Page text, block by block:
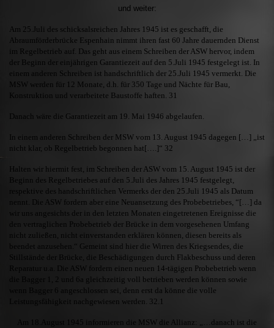
und weiter:
Am 25.Juli des schicksalsreichen Jahres 1945 ist es geschafft, die
Abraumförderbrücke Espenhain nimmt ihren fast 60 Jahre dauernden Dienst
im Regelbetrieb auf. Das geht aus einem Schreiben der ASW hervor, indem
der Beginn der einjährigen Garantiezeit auf den 5.Juli 1945 festgelegt ist. In
einem anderen Schreiben ist handschriftlich der 25.Juli 1945 vermerkt. Die
MSW werden für 12 Monate, d.h. für 350 Tage und Nächte für Bau,
Konstruktion und verarbeitete Baustoffe haften. 31
Danach wäre die Garantiezeit am 19. Mai 1946 abgelaufen.
In einem anderen Schreiben der MSW vom 13. August 1945 dagegen […] „ist
nicht klar, ob Regelbetrieb begonnen hat[….]“ 32
Halten wir hiermit fest, im Schreiben der ASW vom 15. August 1945 ist der
Beginn des Regelbetriebes auf den 5.Juli des Jahres 1945 festgelegt,
respektive des handschriftlichen Vermerks der den 25.Juli 1945 als Datum
nennt. Die ASW fordern aber eine Neuansetzung des Probebetriebes, “[…] da
wir uns angesichts der in den letzten Monaten eingetretenen Ereignisse die
den vertraglichen Probebetrieb der Brücke in dem vorgesehenen Umfang
nicht zuließen, nicht einverstanden erklären können, diesen bereits als
beendet anzusehen.“ Gemeint sind hier die Wirren des Kriegsendes, die
Stillstände der Brücke, die Beschädigungen durch Flakbeschuss und deren
Reparatur u.a. Die ASW fordern einen neuen 14-tägigen Probebetrieb wenn
die Bagger 1, 2 und 6a gleichzeitig voll betrieben werden können sowie
wenn Bagger 6 angeschlossen sei, denn erst da könne die volle
Leistungsfähigkeit nachgewiesen werden. 32.1
Am 18.August 1945 informieren die MSW die Allianz: „…danach ist die